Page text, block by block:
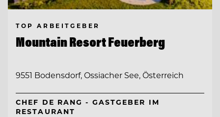
TOP ARBEITGEBER
Mountain Resort Feuerberg
9551 Bodensdorf, Ossiacher See, Österreich
CHEF DE RANG - GASTGEBER IM
RESTAURANT